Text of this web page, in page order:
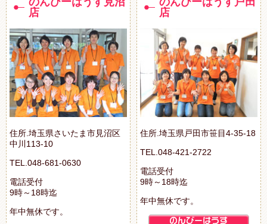
店
住所.埼玉県さいたま市見沼区
中川113-10
TEL.048-681-0630
電話受付
9時～18時迄
年中無休です。
店
住所.埼玉県戸田市笹目4-35-18
TEL.048-421-2722
電話受付
9時～18時迄
年中無休です。